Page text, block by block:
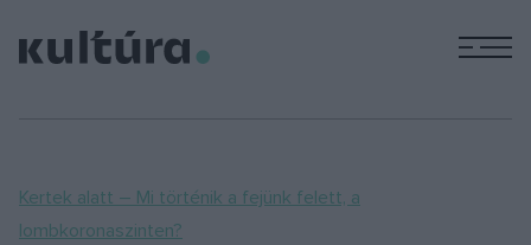
növények az aszály
Kertek alatt – Mi történik a fejünk felett, a
lombkoronaszinten?